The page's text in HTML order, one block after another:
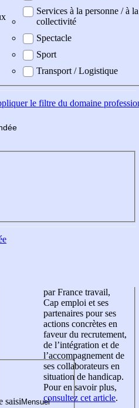
Services à la personne / à la
collectivité
Spectacle
Sport
Transport / Logistique
le filtre du domaine
saisi
par France travail,
Cap emploi et ses
partenaires pour ses
actions concrètes en
faveur du recrutement,
de l’intégration et de
l’accompagnement de
ses collaborateurs en
situation de handicap.
Pour en savoir plus,
consultez cet article.